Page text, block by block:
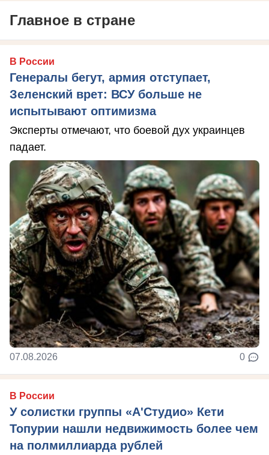
Главное в стране
В России
Генералы бегут, армия отступает,
Зеленский врет: ВСУ больше не
испытывают оптимизма
Эксперты отмечают, что боевой дух украинцев
падает.
07.08.2026 0
В России
У солистки группы «А'Студио» Кети
Топурии нашли недвижимость более чем
на полмиллиарда рублей